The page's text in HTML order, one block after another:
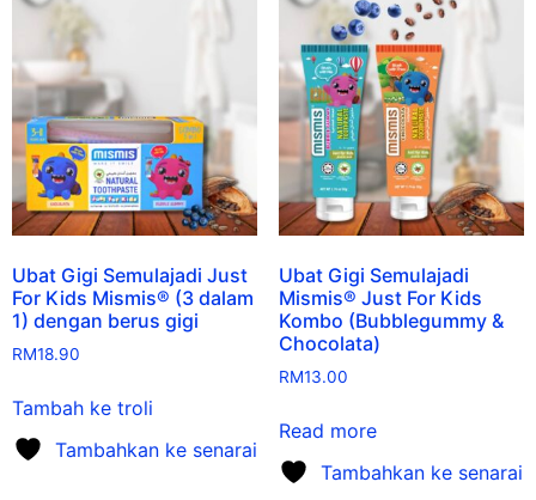
Ubat Gigi Semulajadi Just
For Kids Mismis® (3 dalam
1) dengan berus gigi
RM18.90
Tambah ke troli
Tambahkan ke senarai
Ubat Gigi Semulajadi
Mismis® Just For Kids
Kombo (Bubblegummy &
Chocolata)
RM13.00
Read more
Tambahkan ke senarai